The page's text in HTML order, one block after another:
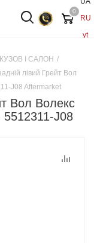
RU
yt
0
КУЗОВ І САЛОН /
лівий Грейт Вол
J08 Aftermarket
Вол Волекс
J08